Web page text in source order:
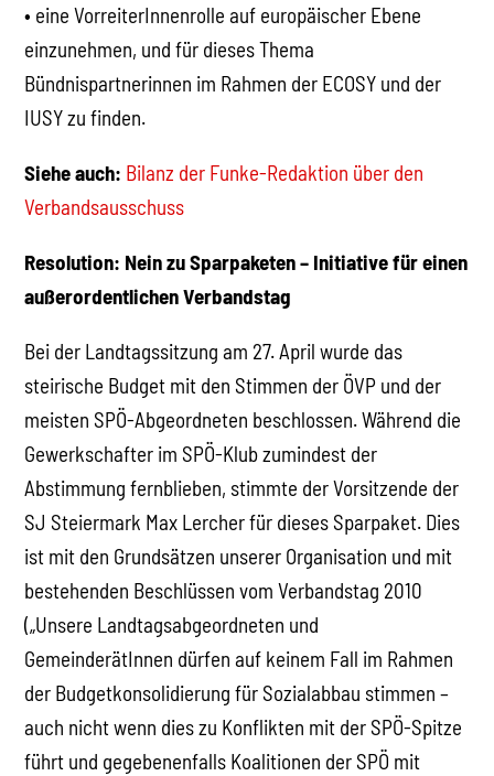
• eine VorreiterInnenrolle auf europäischer Ebene
einzunehmen, und für dieses Thema
Bündnispartnerinnen im Rahmen der ECOSY und der
IUSY zu finden.
Siehe auch: Bilanz der Funke-Redaktion über den
Verbandsausschuss
Resolution: Nein zu Sparpaketen – Initiative für einen
außerordentlichen Verbandstag
Bei der Landtagssitzung am 27. April wurde das
steirische Budget mit den Stimmen der ÖVP und der
meisten SPÖ-Abgeordneten beschlossen. Während die
Gewerkschafter im SPÖ-Klub zumindest der
Abstimmung fernblieben, stimmte der Vorsitzende der
SJ Steiermark Max Lercher für dieses Sparpaket. Dies
ist mit den Grundsätzen unserer Organisation und mit
bestehenden Beschlüssen vom Verbandstag 2010
(„Unsere Landtagsabgeordneten und
GemeinderätInnen dürfen auf keinem Fall im Rahmen
der Budgetkonsolidierung für Sozialabbau stimmen –
auch nicht wenn dies zu Konflikten mit der SPÖ-Spitze
führt und gegebenenfalls Koalitionen der SPÖ mit